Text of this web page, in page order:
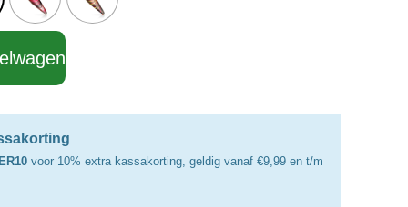
voor 10% extra kassakorting, geldig vanaf €9,99 en t/m